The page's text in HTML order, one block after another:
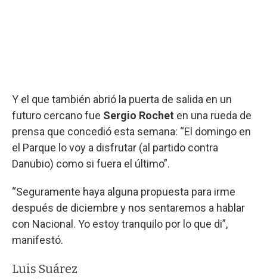
Y el que también abrió la puerta de salida en un
futuro cercano fue Sergio Rochet en una rueda de
prensa que concedió esta semana: “El domingo en
el Parque lo voy a disfrutar (al partido contra
Danubio) como si fuera el último”.
“Seguramente haya alguna propuesta para irme
después de diciembre y nos sentaremos a hablar
con Nacional. Yo estoy tranquilo por lo que di”,
manifestó.
Luis Suárez